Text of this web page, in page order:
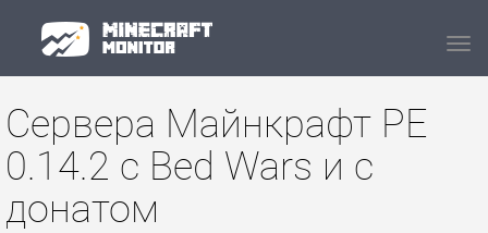
Сервера Майнкрафт PE
0.14.2 с Bed Wars и с
донатом